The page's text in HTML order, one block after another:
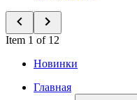
Item 1 of 12
Новинки
Главная